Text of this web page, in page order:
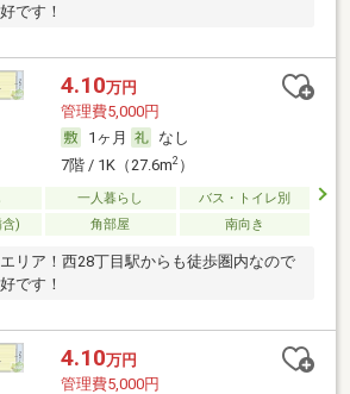
です！
4.10万円
管理費5,000円
1ヶ月
なし
7階 / 1K（27.6m2）
一人暮らし
バス・トイレ別
)
角部屋 南向き
リア！西28丁目駅からも徒歩圏内なので
です！
4.10万円
管理費5,000円